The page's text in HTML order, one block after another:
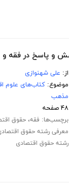
از: علی شهنوازی
موضوع:کتاب‌های علوم
مذهب
۴۸ صفحه
برچسب‌ها: فقه،حقوق
معرفی رشته حقوق
رشته حقوق اقتصادی